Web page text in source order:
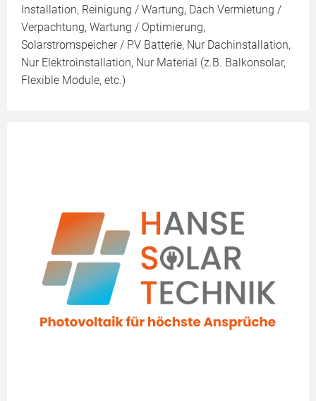
Installation, Reinigung / Wartung, Dach Vermietung /
Verpachtung, Wartung / Optimierung,
Solarstromspeicher / PV Batterie, Nur Dachinstallation,
Nur Elektroinstallation, Nur Material (z.B. Balkonsolar,
Flexible Module, etc.)